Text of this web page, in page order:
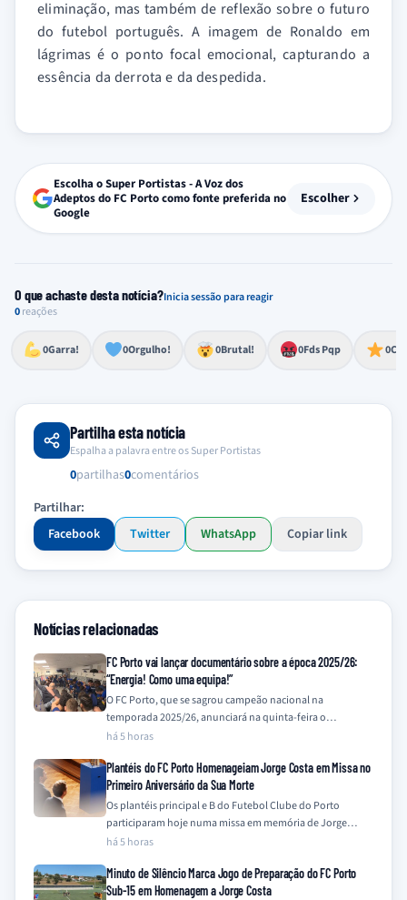
eliminação, mas também de reflexão sobre o futuro
do futebol português. A imagem de Ronaldo em
lágrimas é o ponto focal emocional, capturando a
essência da derrota e da despedida.
Escolha o Super Portistas - A Voz dos
Adeptos do FC Porto como fonte preferida no
Google
Escolher
O que achaste desta notícia?Inicia sessão para reagir
0reações
0Garra!
Esforço, determinação, aprovação forte
0Orgulho!
Lealdade, amor clubístico, sentimento profundo
0Brutal!
Impressionante, chocante, de grande impacto 0Fds Pqp
Reação de desespero, raiva, frustração ou espanto extremo 0
Excelência, destaque, o melhor
Partilha esta notícia
Espalha a palavra entre os Super Portistas
0partilhas0comentários
Partilhar:
Facebook
Twitter WhatsApp Copiar link
Notícias relacionadas
FC Porto vai lançar documentário sobre a época 2025/26:
“Energia! Como uma equipa!”
O FC Porto, que se sagrou campeão nacional na
temporada 2025/26, anunciará na quinta-feira o
lançamento de um documentário que retrata a…
há 5 horas
Plantéis do FC Porto Homenageiam Jorge Costa em Missa no
Primeiro Aniversário da Sua Morte
Os plantéis principal e B do Futebol Clube do Porto
participaram hoje numa missa em memória de Jorge
Costa, assinalando o primeiro…
há 5 horas
Minuto de Silêncio Marca Jogo de Preparação do FC Porto
Sub-15 em Homenagem a Jorge Costa